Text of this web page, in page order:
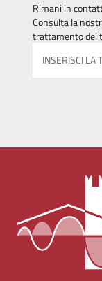
Rimani in
Consulta la
trattamento dei
INSERISCI LA